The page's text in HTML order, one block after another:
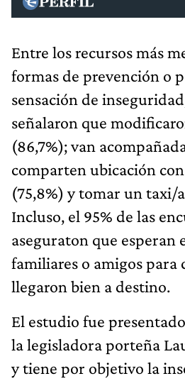
Entre los recursos más
formas de prevención o
sensación de
señalaron que
(86,7%); van
comparten ubicación
(75,8%) y tomar un taxi/
Incluso, el 95% de las
aseguraton que esperan
familiares o amigos para
llegaron bien a destino.
El estudio fue
la legisladora porteña
y tiene por objetivo la